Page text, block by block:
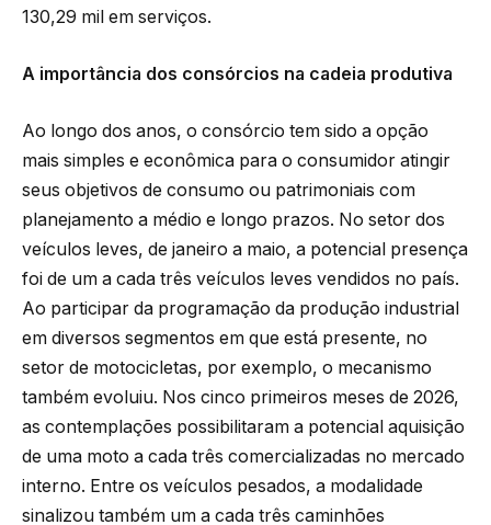
130,29 mil em serviços.
A importância dos consórcios na cadeia produtiva
Ao longo dos anos, o consórcio tem sido a opção
mais simples e econômica para o consumidor atingir
seus objetivos de consumo ou patrimoniais com
planejamento a médio e longo prazos. No setor dos
veículos leves, de janeiro a maio, a potencial presença
foi de um a cada três veículos leves vendidos no país.
Ao participar da programação da produção industrial
em diversos segmentos em que está presente, no
setor de motocicletas, por exemplo, o mecanismo
também evoluiu. Nos cinco primeiros meses de 2026,
as contemplações possibilitaram a potencial aquisição
de uma moto a cada três comercializadas no mercado
interno. Entre os veículos pesados, a modalidade
sinalizou também um a cada três caminhões